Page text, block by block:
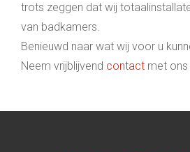
trots zeggen dat wij
van badkamers.
Benieuwd naar wat wij voor u
Neem vrijblijvend contact met ons